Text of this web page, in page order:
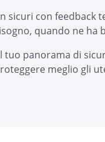
sicuri con feedback
quando ne ha
tuo panorama di
meglio gli